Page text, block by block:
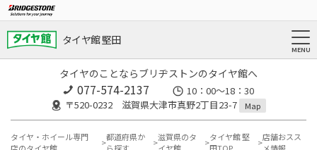
タイヤ館 堅田
タイヤのことならブリヂストンのタイヤ館へ
077-574-2137
10：00～18：30
〒520-0232 滋賀県大津市真野2丁目23-7
Map
タイヤ・ホイール専門
都道府県か
滋賀県のタ
タイヤ館 堅
店舗おスス